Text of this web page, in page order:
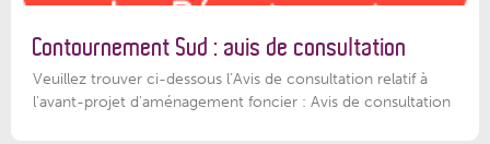
Contournement Sud : avis de consultation
Veuillez trouver ci-dessous l’Avis de consultation relatif à
l'avant-projet d'aménagement foncier : Avis de consultation